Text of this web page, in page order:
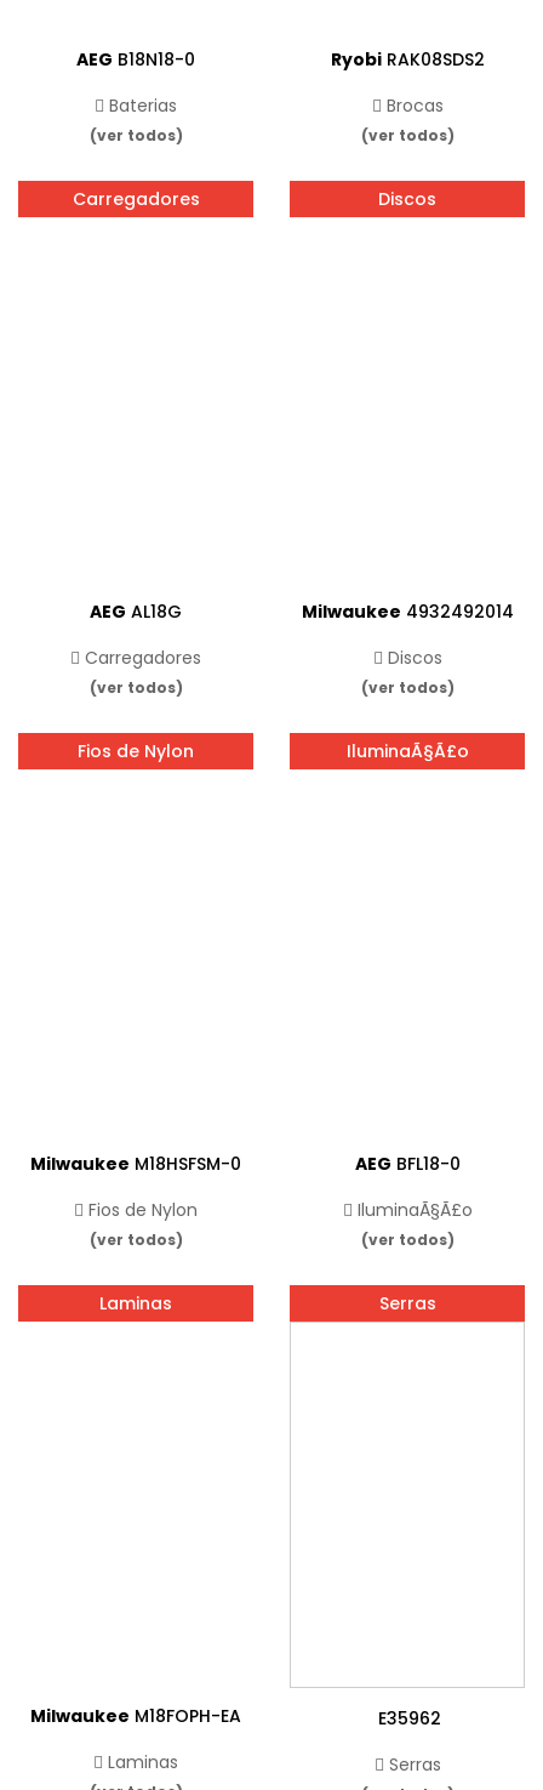
AEG B18N18-0
Baterias
(ver todos)
RyobiRAK08SDS2
Brocas
(ver todos)
Carregadores
AEG AL18G
Carregadores
(ver todos)
Discos
Milwaukee 4932492014
Discos
(ver todos)
Fios de Nylon
Milwaukee M18HSFSM-0
Fios de Nylon
(ver todos)
IluminaÃ§Ã£o
AEG BFL18-0
IluminaÃ§Ã£o
(ver todos)
Laminas
Milwaukee M18FOPH-EA
Laminas
Serras
E35962
Serras